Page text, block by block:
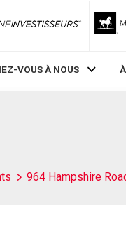
ZoneInvestisseurs RLP
VOUS À NOUS
964 Hampshire